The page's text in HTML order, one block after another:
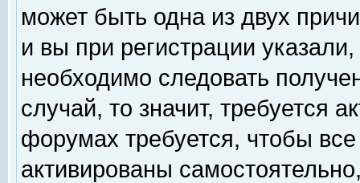
может быть одна из двух
и вы при регистрации
необходимо следовать
случай, то значит, требуется
форумах требуется, чтобы
активированы